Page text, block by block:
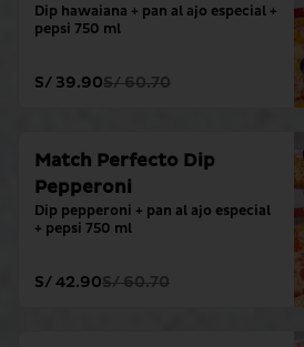
Dip hawaiana + pan al ajo especial +
pepsi 750 ml
S/ 39.90S/ 60.70
Match Perfecto Dip
Pepperoni
Dip pepperoni + pan al ajo especial
+ pepsi 750 ml
S/ 42.90S/ 60.70